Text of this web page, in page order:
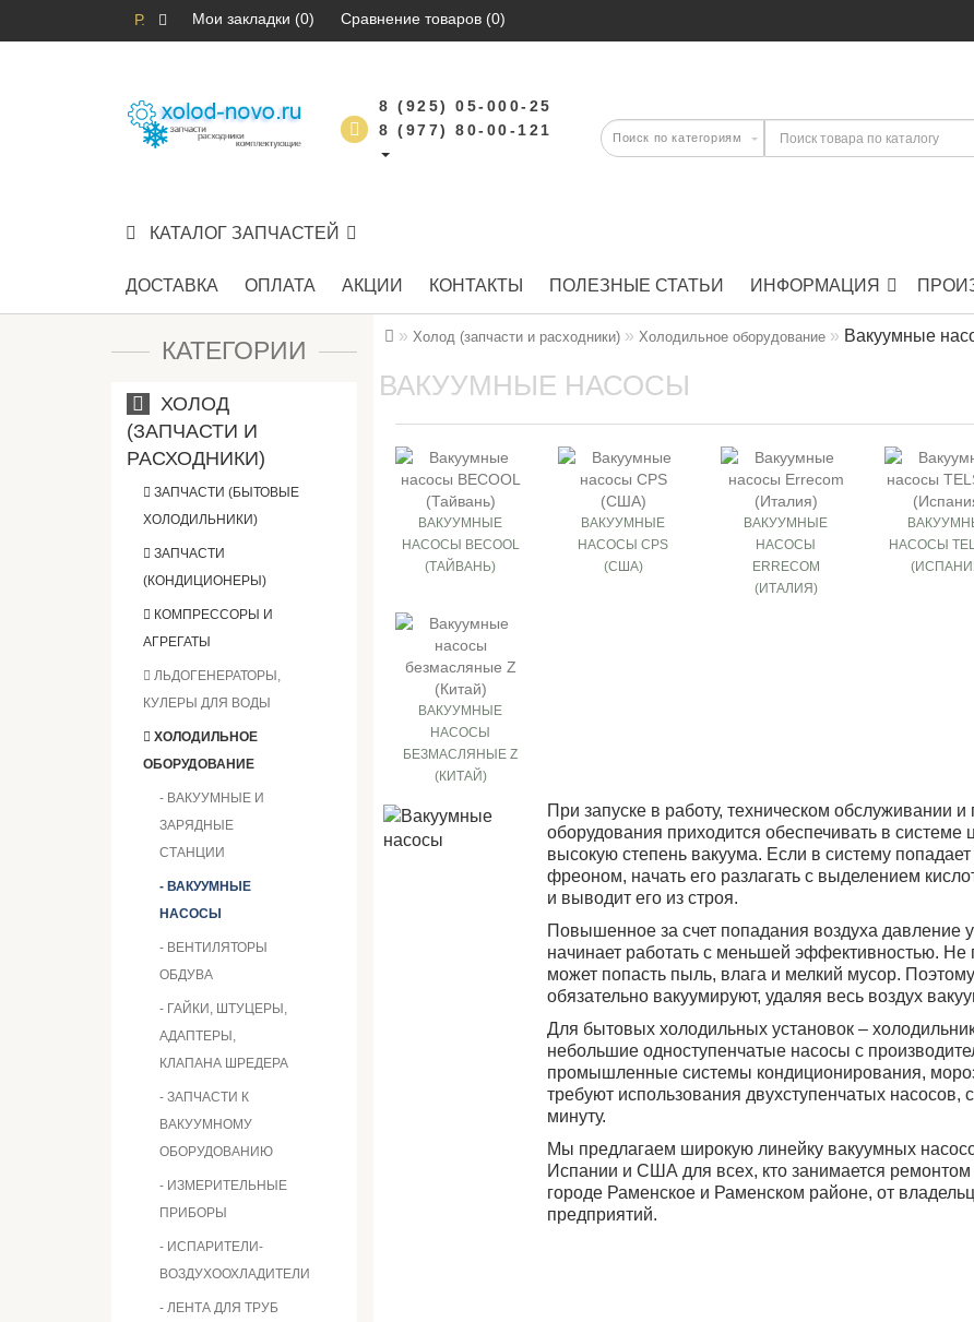
Р. Мои закладки (0) Сравнение товаров (0)
8 (925) 05-000-25
8 (977) 80-00-121
КАТАЛОГ ЗАПЧАСТЕЙ
ДОСТАВКА ОПЛАТА АКЦИИ КОНТАКТЫ ПОЛЕЗНЫЕ СТАТЬИ ИНФОРМАЦИЯ
КАТЕГОРИИ
ХОЛОД
(ЗАПЧАСТИ И
РАСХОДНИКИ)
ЗАПЧАСТИ (БЫТОВЫЕ
ХОЛОДИЛЬНИКИ)
ЗАПЧАСТИ
(КОНДИЦИОНЕРЫ)
КОМПРЕССОРЫ И
АГРЕГАТЫ
ЛЬДОГЕНЕРАТОРЫ,
КУЛЕРЫ ДЛЯ ВОДЫ
ХОЛОДИЛЬНОЕ
ОБОРУДОВАНИЕ
- ВАКУУМНЫЕ И
ЗАРЯДНЫЕ
СТАНЦИИ
- ВАКУУМНЫЕ
НАСОСЫ
- ВЕНТИЛЯТОРЫ
ОБДУВА
- ГАЙКИ, ШТУЦЕРЫ,
АДАПТЕРЫ,
КЛАПАНА ШРЕДЕРА
- ЗАПЧАСТИ К
ВАКУУМНОМУ
ОБОРУДОВАНИЮ
- ИЗМЕРИТЕЛЬНЫЕ
ПРИБОРЫ
- ИСПАРИТЕЛИ-
ВОЗДУХООХЛАДИТЕЛИ
- ЛЕНТА ДЛЯ ТРУБ
Холод (запчасти и расходники) Холодильное оборудование Вакуумные
ВАКУУМНЫЕ НАСОСЫ
ВАКУУМНЫЕ
НАСОСЫ BECOOL
(ТАЙВАНЬ)
ВАКУУМНЫЕ
НАСОСЫ CPS
(США)
ВАКУУМНЫЕ
НАСОСЫ
ERRECOM
(ИТАЛИЯ)
НАСОСЫ
ВАКУУМНЫЕ
НАСОСЫ
БЕЗМАСЛЯНЫЕ Z
(КИТАЙ)
При запуске в работу, техническом обслуживании
оборудования приходится обеспечивать в
высокую степень вакуума. Если в систему
фреоном, начать его разлагать с выделением
и выводит его из строя.
Повышенное за счет попадания воздуха давление
начинает работать с меньшей эффективностью. Не
может попасть пыль, влага и мелкий мусор.
обязательно вакуумируют, удаляя весь воздух
Для бытовых холодильных установок –
небольшие одноступенчатые насосы с
промышленные системы кондиционирования,
требуют использования двухступенчатых насосов,
минуту.
Мы предлагаем широкую линейку вакуумных
Испании и США для всех, кто занимается
городе Раменское и Раменском районе, от
предприятий.